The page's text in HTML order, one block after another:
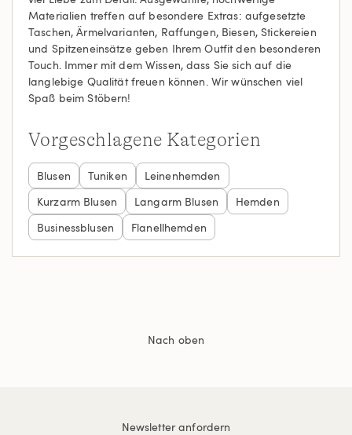
Materialien treffen auf besondere Extras: aufgesetzte
Taschen, Ärmelvarianten, Raffungen, Biesen, Stickereien
und Spitzeneinsätze geben Ihrem Outfit den besonderen
Touch. Immer mit dem Wissen, dass Sie sich auf die
langlebige Qualität freuen können. Wir wünschen viel
Spaß beim Stöbern!
Vorgeschlagene Kategorien
Blusen Tuniken
Leinenhemden
Kurzarm Blusen
Langarm Blusen
Hemden
Businessblusen
Flanellhemden
Nach oben
Newsletter anfordern